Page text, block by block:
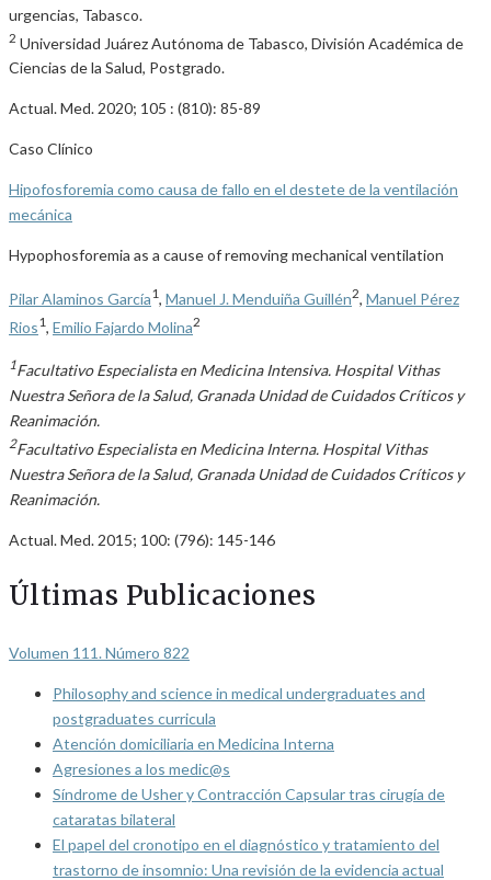
urgencias, Tabasco.
2 Universidad Juárez Autónoma de Tabasco, División Académica de
Ciencias de la Salud, Postgrado.
Actual. Med. 2020; 105 : (810): 85-89
Caso Clínico
Hipofosforemia como causa de fallo en el destete de la ventilación
mecánica
Hypophosforemia as a cause of removing mechanical ventilation
Pilar Alaminos García1, Manuel J. Menduiña Guillén2, Manuel Pérez
Rios1, Emilio Fajardo Molina2
1Facultativo Especialista en Medicina Intensiva. Hospital Vithas
Nuestra Señora de la Salud, Granada Unidad de Cuidados Críticos y
Reanimación.
2Facultativo Especialista en Medicina Interna. Hospital Vithas
Nuestra Señora de la Salud, Granada Unidad de Cuidados Críticos y
Reanimación.
Actual. Med. 2015; 100: (796): 145-146
Últimas Publicaciones
Volumen 111. Número 822
Philosophy and science in medical undergraduates and
postgraduates curricula
Atención domiciliaria en Medicina Interna
Agresiones a los medic@s
Síndrome de Usher y Contracción Capsular tras cirugía de
cataratas bilateral
El papel del cronotipo en el diagnóstico y tratamiento del
trastorno de insomnio: Una revisión de la evidencia actual